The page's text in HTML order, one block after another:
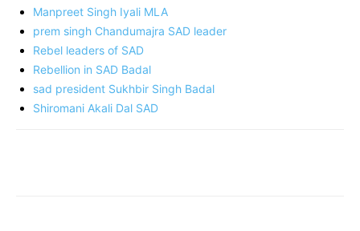
Manpreet Singh Iyali MLA
prem singh Chandumajra SAD leader
Rebel leaders of SAD
Rebellion in SAD Badal
sad president Sukhbir Singh Badal
Shiromani Akali Dal SAD